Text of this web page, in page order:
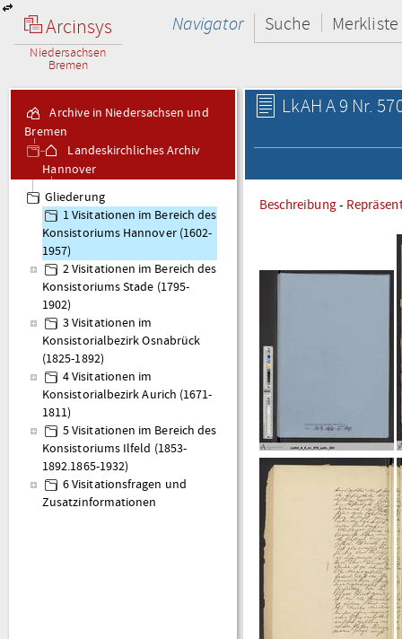
Arcinsys
Niedersachsen
Bremen
Navigator Suche Merkliste
Archive in Niedersachsen und
Bremen
Landeskirchliches Archiv
Hannover
Gliederung
1 Visitationen im Bereich des
Konsistoriums Hannover (1602-
1957)
2 Visitationen im Bereich des
Konsistoriums Stade (1795-
1902)
3 Visitationen im
Konsistorialbezirk Osnabrück
(1825-1892)
4 Visitationen im
Konsistorialbezirk Aurich (1671-
1811)
5 Visitationen im Bereich des
Konsistoriums Ilfeld (1853-
1892.1865-1932)
6 Visitationsfragen und
Zusatzinformationen
LkAH A 9 Nr.
Beschreibung-